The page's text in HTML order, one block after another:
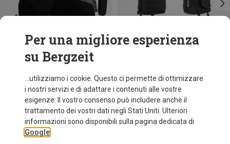
Risparmi 10%
Per una migliore esperienza
su Bergzeit
...utilizziamo i cookie. Questo ci permette di ottimizzare
i nostri servizi e di adattare i contenuti alle vostre
esigenze. Il vostro consenso può includere anche il
trattamento dei vostri dati negli Stati Uniti. Ulteriori
informazioni sono disponibili sulla pagina dedicata di
Google